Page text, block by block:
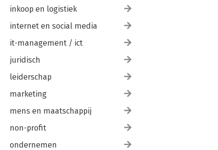
inkoop en logistiek
internet en social media
it-management / ict
juridisch
leiderschap
marketing
mens en maatschappij
non-profit
ondernemen